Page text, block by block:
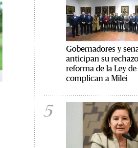
Gobernadores y
anticipan su
reforma de la Ley
complican a Milei
5